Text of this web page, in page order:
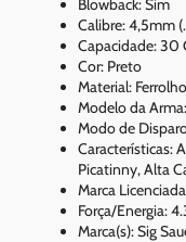
Calibre: 4,5mm
Capacidade: 30
Cor: Preto
Material:
Modelo da
Modo de
Características:
Picatinny, Alta
Marca
Força/Energia:
Marca(s): Sig